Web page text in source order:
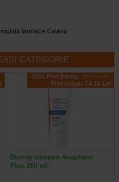
farmacie Catena
CATEGORIE
-20% Preț întreg: 92,70 Lei
Preț redus: 74.16 Lei
Ducray sampon Anaphase
Plus 200 ml